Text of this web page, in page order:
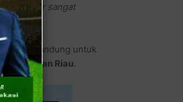
longsor sangat
di Bandung untuk
sebagian Riau.